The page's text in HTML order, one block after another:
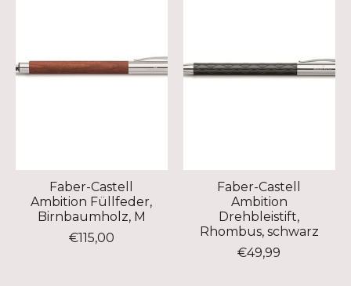
Faber-Castell
Ambition Füllfeder,
Birnbaumholz, M
€115,00
Faber-Castell
Ambition
Drehbleistift,
Rhombus, schwarz
€49,99